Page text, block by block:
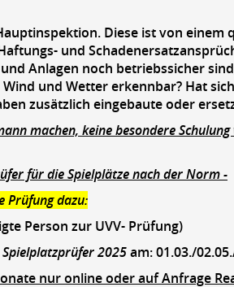
Diese ist von
und
Anlagen noch betriebssicher
Wind und Wetter erkennbar? Hat
zusätzlich eingebaute oder
machen, keine besondere
für die Spielplätze nach der Norm -
Prüfung dazu:
Person zur UVV- Prüfung)
2025am: 01.03./
nur online oder auf Anfrage